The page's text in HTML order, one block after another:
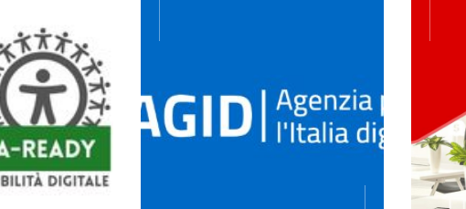
L'
digitale
di siti web,
e servizi
usati da
persone
(visive,
motorie,
esigenze
tempo ...
prende vita
concretamente,
diventando visibile e
riconoscibile attraverso
tutti i suoi strumenti di